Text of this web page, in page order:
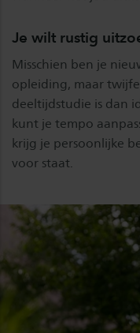
Je wilt rustig
Misschien ben je
opleiding, maar
deeltijdstudie is dan
kunt je tempo
krijg je persoonlijke
voor staat.